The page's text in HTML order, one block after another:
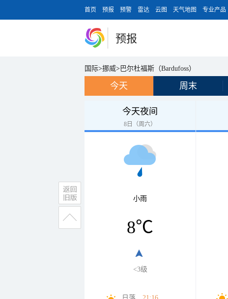
首页 预报 预警 雷达 云图 天气地图 专业产品
预报
国际>挪威> 巴尔杜福斯（Bardufoss）
今天 周末
今天夜间
8日（周六）
小雨
8℃
<3级